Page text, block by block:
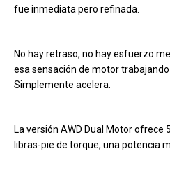
fue inmediata pero refinada.
No hay retraso, no hay esfuerzo
esa sensación de motor
Simplemente acelera.
La versión AWD Dual Motor ofrece
libras-pie de torque, una potencia